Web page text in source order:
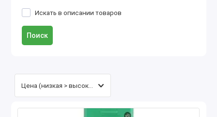
Искать в описании товаров
Поиск